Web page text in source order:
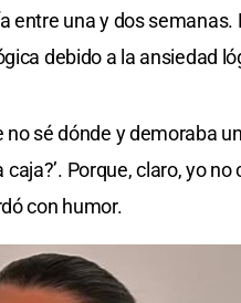
entre una y dos
debido a la ansiedad
no sé dónde y demoraba
caja?’. Porque, claro, yo
con humor.